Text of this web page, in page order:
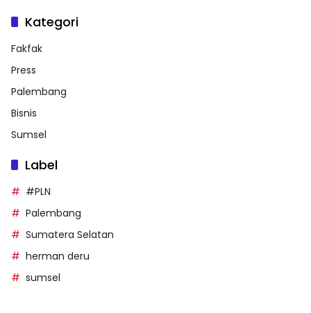
Kategori
Fakfak
Press
Palembang
Bisnis
Sumsel
Label
#PLN
Palembang
Sumatera Selatan
herman deru
sumsel